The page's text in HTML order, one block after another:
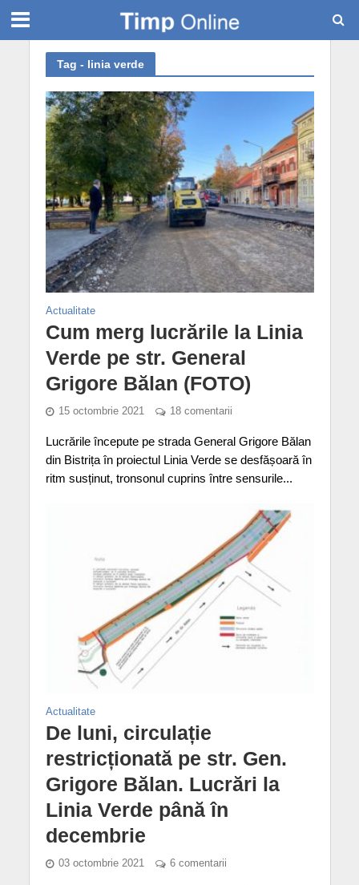
Tag - linia verde
Actualitate
Cum merg lucrările la Linia
Verde pe str. General
Grigore Bălan (FOTO)
15 octombrie 2021 18 comentarii
Lucrările începute pe strada General Grigore Bălan
din Bistrița în proiectul Linia Verde se desfășoară în
ritm susținut, tronsonul cuprins între sensurile...
Actualitate
De luni, circulație
restricționată pe str. Gen.
Grigore Bălan. Lucrări la
Linia Verde până în
decembrie
03 octombrie 2021 6 comentarii